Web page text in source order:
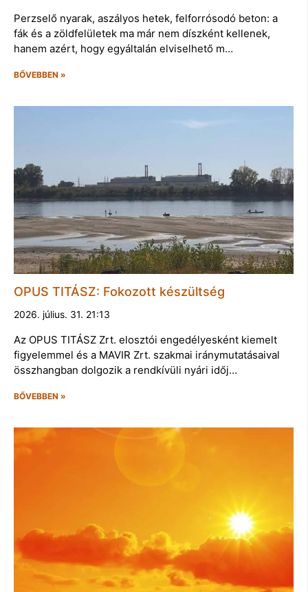
Perzselő nyarak, aszályos hetek, felforrósodó beton: a
fák és a zöldfelületek ma már nem díszként kellenek,
hanem azért, hogy egyáltalán elviselhető m…
BŐVEBBEN »
OPUS TITÁSZ: Fokozott készültség
2026. július. 31. 21:13
Az OPUS TITÁSZ Zrt. elosztói engedélyesként kiemelt
figyelemmel és a MAVIR Zrt. szakmai iránymutatásaival
összhangban dolgozik a rendkívüli nyári időj…
BŐVEBBEN »